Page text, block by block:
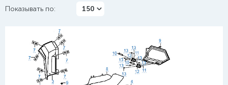
Показывать по: 150